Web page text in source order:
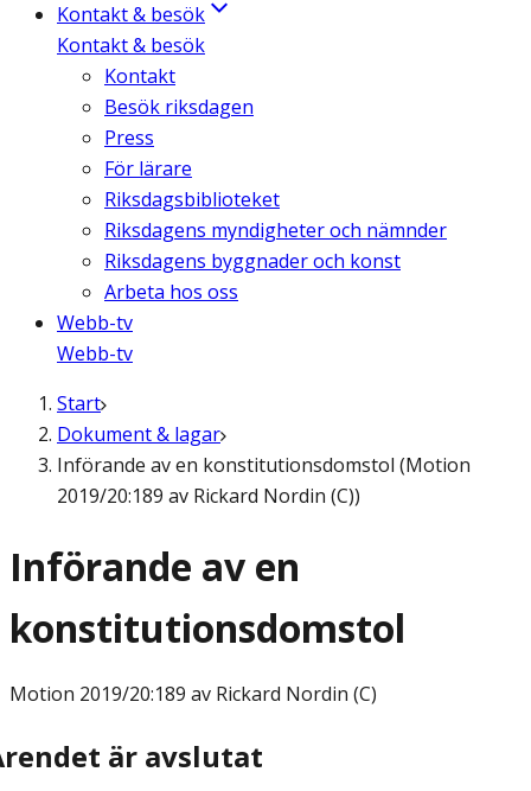
Kontakt & besök
Kontakt & besök
Kontakt
Besök riksdagen
Press
För lärare
Riksdagsbiblioteket
Riksdagens myndigheter och nämnder
Riksdagens byggnader och konst
Arbeta hos oss
Webb-tv
Webb-tv
Start
Dokument & lagar
Införande av en konstitutionsdomstol (Motion
2019/20:189 av Rickard Nordin (C))
Införande av en
konstitutionsdomstol
Motion 2019/20:189 av Rickard Nordin (C)
är avslutat